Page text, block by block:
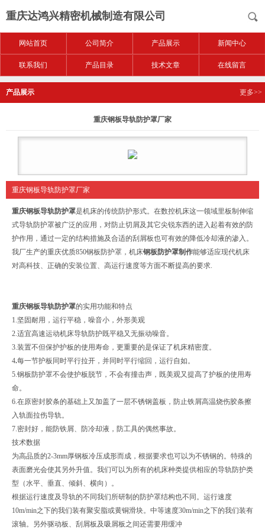
重庆达鸿兴精密机械制造有限公司
网站首页 公司简介 产品展示 新闻中心
联系我们 产品目录 技术文章 在线留言
产品展示 更多>>
重庆钢板导轨防护罩厂家
重庆钢板导轨防护罩厂家
重庆钢板导轨防护罩是机床的传统防护形式。在数控机床这一领域里板制伸缩
式导轨防护罩被广泛的应用，对防止切屑及其它尖锐东西的进入起着有效的防
护作用，通过一定的结构措施及合适的刮屑板也可有效的降低冷却液的渗入。
我厂生产的重庆优质850钢板防护罩，机床钢板防护罩制作能够适应现代机床
对高科技、正确的安装位置、高运行速度等方面不断提高的要求.
重庆钢板导轨防护罩的实用功能和特点
1.坚固耐用，运行平稳，噪音小，外形美观
2.适宜高速运动机床导轨防护既平稳又无振动噪音。
3.装置不但保护护板的使用寿命，更重要的是保证了机床精密度。
4.每一节护板同时平行拉开，并同时平行缩回，运行自如。
5.钢板防护罩不会使护板脱节，不会有撞击声，既美观又提高了护板的使用寿
命。
6.在原密封胶条的基础上又加盖了一层不锈钢盖板，防止铁屑高温烧伤胶条擦
入轨面拉伤导轨。
7.密封好，能防铁屑、防冷却液，防工具的偶然事故。
技术数据
为高品质的2-3mm厚钢板冷压成形而成，根据要求也可以为不锈钢的。特殊的
表面磨光会使其另外升值。我们可以为所有的机床种类提供相应的导轨防护类
型（水平、垂直、倾斜、横向）。
根据运行速度及导轨的不同我们所研制的防护罩结构也不同。运行速度
10m/min之下的我们装有聚安脂或黄铜滑块。中等速度30m/min之下的我们装有
滚轴。另外驱动板、刮屑板及吸屑板之间还需要用缓冲